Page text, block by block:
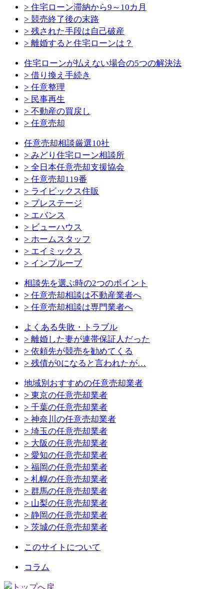
> 住宅ローン滞納から9～10カ月
> 競売終了後の末路
> 残された手段は自己破産
> 離婚すると住宅ローンは？
住宅ローンが払えない場合の5つの解決法
> 借り換え手続き
> 任意整理
> 民事再生
> 不動産の買戻し
> 任意売却
任意売却相談厳選10社
> みどり住宅ローン相談所
> 全日本任意売却支援協会
> 任意売却119番
> ライビックス住販
> プレステージ
> エバンス
> ビューハウス
> ホームスタッフ
> エイミックス
> インプルーブ
相談先を選ぶ時の2つのポイント
> 任意売却相談は不動産業者へ
> 任意売却相談は専門業者へ
よくある失敗・トラブル
> 離婚した妻が連帯保証人だった
> 依頼先が競売を勧めてくる
> 残債が0になると言われたが…
地域別おすすめの任意売却業者
> 東京の任意売却業者
> 千葉の任意売却業者
> 神奈川の任意売却業者
> 埼玉の任意売却業者
> 大阪の任意売却業者
> 愛知の任意売却業者
> 福岡の任意売却業者
> 札幌の任意売却業者
> 群馬の任意売却業者
> 山梨の任意売却業者
> 静岡の任意売却業者
> 茨城の任意売却業者
このサイトについて
コラム